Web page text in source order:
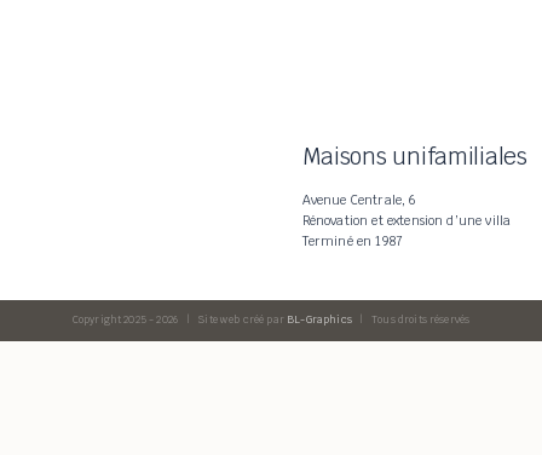
Maisons unifamiliales
Avenue Centrale, 6
Rénovation et extension d’une villa
Terminé en 1987
Copyright 2025 -2026 | Site web créé par BL-Graphics| Tous droits réservés